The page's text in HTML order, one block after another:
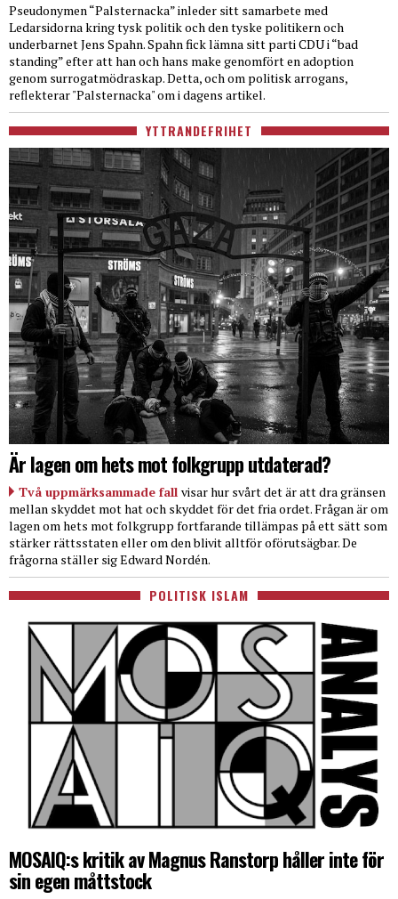
Pseudonymen “Palsternacka” inleder sitt samarbete med
Ledarsidorna kring tysk politik och den tyske politikern och
underbarnet Jens Spahn. Spahn fick lämna sitt parti CDU i “bad
standing” efter att han och hans make genomfört en adoption
genom surrogatmödraskap. Detta, och om politisk arrogans,
reflekterar "Palsternacka" om i dagens artikel.
YTTRANDEFRIHET
Är lagen om hets mot folkgrupp utdaterad?
Två uppmärksammade fall visar hur svårt det är att dra gränsen
mellan skyddet mot hat och skyddet för det fria ordet. Frågan är om
lagen om hets mot folkgrupp fortfarande tillämpas på ett sätt som
stärker rättsstaten eller om den blivit alltför oförutsägbar. De
frågorna ställer sig Edward Nordén.
POLITISK ISLAM
MOSAIQ:s kritik av Magnus Ranstorp håller inte för
sin egen måttstock